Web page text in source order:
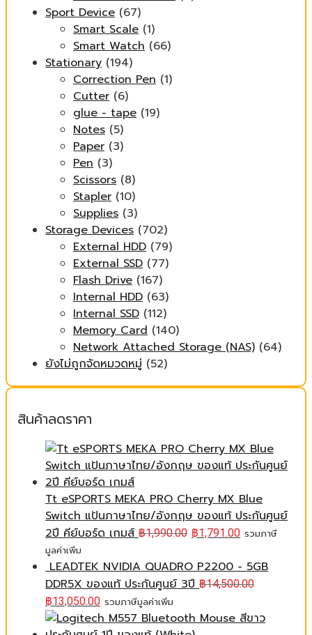
Sport Device (67)
Smart Scale (1)
Smart Watch (66)
Stationary (194)
Correction Pen (1)
Cutter (6)
glue - tape (19)
Notes (5)
Paper (3)
Pen (3)
Scissors (8)
Stapler (10)
Supplies (3)
Storage Devices (702)
External HDD (79)
External SSD (77)
Flash Drive (167)
Internal HDD (63)
Internal SSD (112)
Memory Card (140)
Network Attached Storage (NAS) (64)
ยังไม่ถูกจัดหมวดหมู่ (52)
สินค้าลดราคา
Tt eSPORTS MEKA PRO Cherry MX Blue
Switch แป้นภาษาไทย/อังกฤษ ของแท้ ประกันศูนย์
2ปี คีย์บอร์ด เกมส์ ฿1,990.00 ฿1,791.00 รวมภาษี
มูลค่าเพิ่ม
LEADTEK NVIDIA QUADRO P2200 - 5GB
DDR5X ของแท้ ประกันศูนย์ 3ปี ฿14,500.00
฿13,050.00 รวมภาษีมูลค่าเพิ่ม